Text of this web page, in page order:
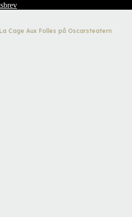
La Cage Aux Folles på Oscarsteatern